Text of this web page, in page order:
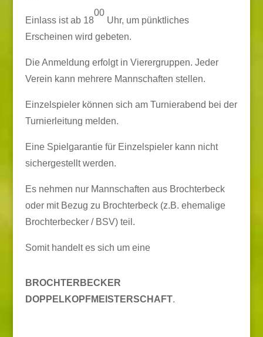
Einlass ist ab 18
00
Uhr, um pünktliches
Erscheinen wird gebeten.
Die Anmeldung erfolgt in Vierergruppen. Jeder
Verein kann mehrere Mannschaften stellen.
Einzelspieler können sich am Turnierabend bei der
Turnierleitung melden.
Eine Spielgarantie für Einzelspieler kann nicht
sichergestellt werden.
Es nehmen nur Mannschaften aus Brochterbeck
oder mit Bezug zu Brochterbeck (z.B. ehemalige
Brochterbecker / BSV) teil.
Somit handelt es sich um eine
BROCHTERBECKER
DOPPELKOPFMEISTERSCHAFT.